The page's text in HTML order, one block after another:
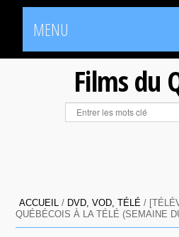
MENU
Films du
ACCUEIL / DVD, VOD, TÉLÉ /
QUÉBÉCOIS À LA TÉLÉ (SEMAINE